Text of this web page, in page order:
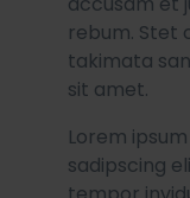
rebum. Stet
takimata
sit amet.
Lorem
sadipscing